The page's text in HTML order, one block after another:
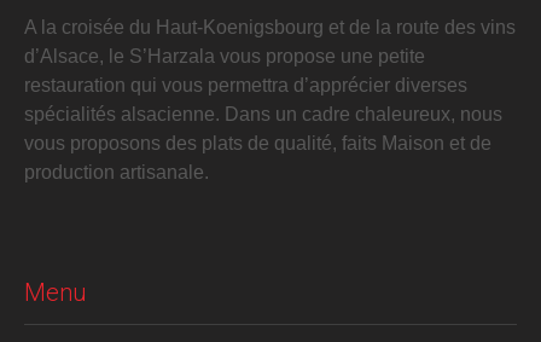
A la croisée du Haut-Koenigsbourg et de la route des vins
d’Alsace, le S’Harzala vous propose une petite
restauration qui vous permettra d’apprécier diverses
spécialités alsacienne. Dans un cadre chaleureux, nous
vous proposons des plats de qualité, faits Maison et de
production artisanale.
Menu